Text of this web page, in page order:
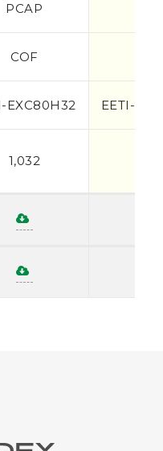
PCAP
COF
EXC80H32 EETI-
1,032